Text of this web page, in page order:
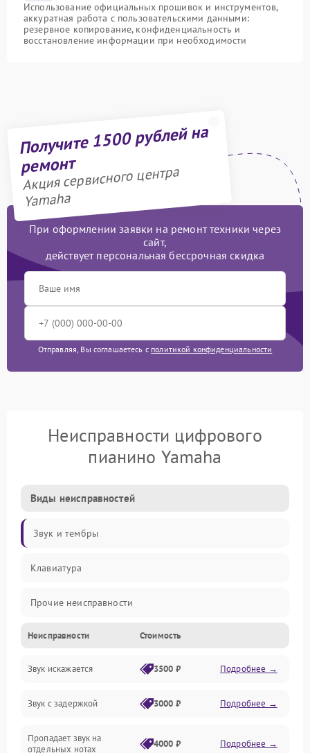
Использование официальных прошивок и инструментов,
аккуратная работа с пользовательскими данными:
резервное копирование, конфиденциальность и
восстановление информации при необходимости
Получите 1500 рублей на
ремонт
Акция сервисного центра
Yamaha
При оформлении заявки на ремонт техники через
сайт,
действует персональная бессрочная скидка
Отправляя, Вы соглашаетесь с политикой конфиденциальности
Неисправности цифрового
пианино Yamaha
Виды неисправностей
Звук и тембры
Клавиатура
Прочие неисправности
Включение и работа
Управление и электроника
Подключения и интерфейсы
Педали и стойка
Неисправности Стоимость
Звук искажается 3500 ₽ Подробнее →
Звук с задержкой 3000 ₽ Подробнее →
Пропадает звук на
отдельных нотах
4000 ₽ Подробнее →